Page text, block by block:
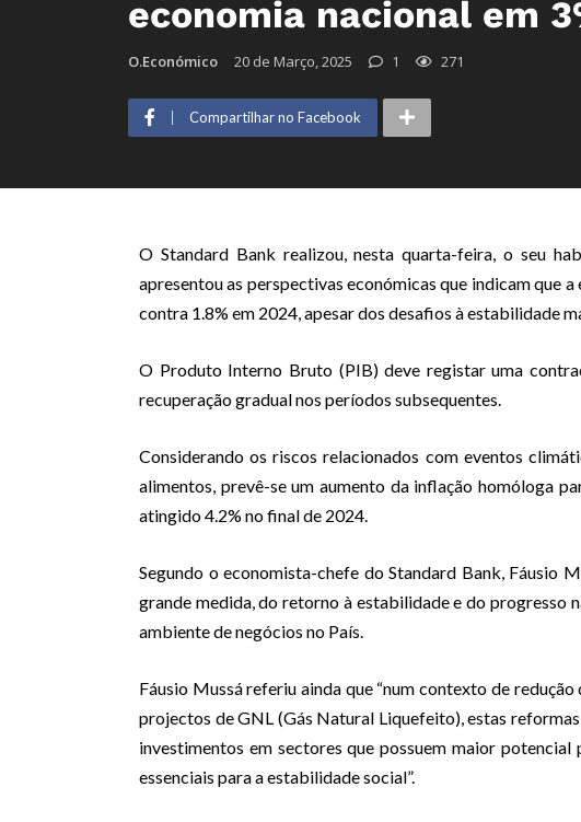
economia nacional em
O.Económico 20 de Março, 2025 1 271
Compartilhar no Facebook
O Standard Bank realizou, nesta quarta-feira, o seu
apresentou as perspectivas económicas que indicam que
contra 1.8% em 2024, apesar dos desafios à estabilidade
O Produto Interno Bruto (PIB) deve registar uma
recuperação gradual nos períodos subsequentes.
Considerando os riscos relacionados com eventos
alimentos, prevê-se um aumento da inflação homóloga
atingido 4.2% no final de 2024.
Segundo o economista-chefe do Standard Bank, Fáusio
grande medida, do retorno à estabilidade e do progresso
ambiente de negócios no País.
Fáusio Mussá referiu ainda que “num contexto de
projectos de GNL (Gás Natural Liquefeito), estas
investimentos em sectores que possuem maior potencial
essenciais para a estabilidade social”.